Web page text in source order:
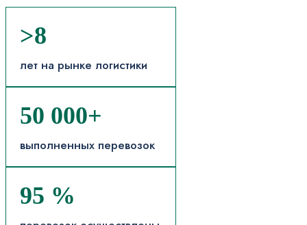
>8
лет на рынке логистики
50 000+
выполненных перевозок
95 %